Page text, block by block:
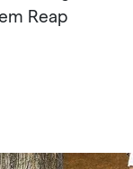
Reap